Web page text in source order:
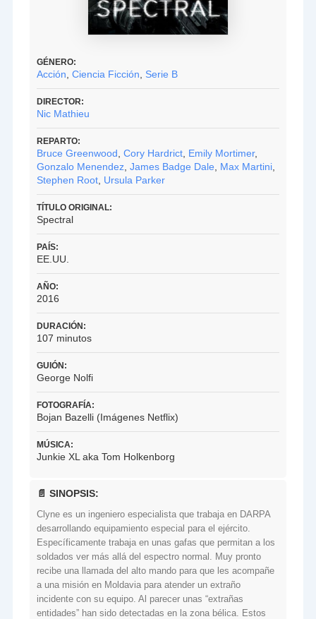
GÉNERO:
Acción ,Ciencia Ficción Serie B
DIRECTOR:
Nic Mathieu
REPARTO:
Bruce Greenwood ,Cory Hardrict Emily Mortimer,
Gonzalo Menendez ,James Badge Dale Max Martini
Stephen Root Ursula Parker
TÍTULO ORIGINAL:
Spectral
PAÍS:
EE.UU.
AÑO:
2016
DURACIÓN:
107 minutos
GUIÓN:
George Nolfi
FOTOGRAFÍA:
Bojan Bazelli (Imágenes Netflix)
MÚSICA:
Junkie XL aka Tom Holkenborg
📄 SINOPSIS:
Clyne es un ingeniero especialista que trabaja en DARPA
desarrollando equipamiento especial para el ejército.
Específicamente trabaja en unas gafas que permitan a los
soldados ver más allá del espectro normal. Muy pronto
recibe una llamada del alto mando para que les acompañe
a una misión en Moldavia para atender un extraño
incidente con su equipo. Al parecer unas “extrañas
entidades” han sido detectadas en la zona bélica. Estos